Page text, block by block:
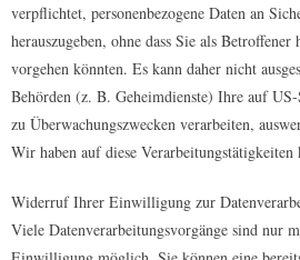
verpflichtet, personenbezogene Daten an
herauszugeben, ohne dass Sie als
vorgehen könnten. Es kann daher nicht
Behörden (z. B. Geheimdienste) Ihre auf
zu Überwachungszwecken verarbeiten,
Wir haben auf diese Verarbeitungstätigkeiten
Widerruf Ihrer Einwilligung zur
Viele Datenverarbeitungsvorgänge sind nur